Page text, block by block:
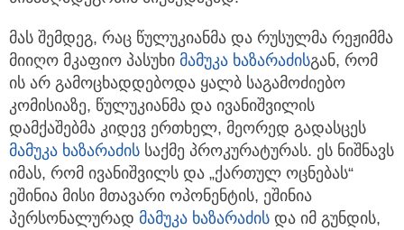
მას შემდეგ, რაც წულუკიანმა და რუსულმა რეჟიმმა
მიიღო მკაფიო პასუხი მამუკა ხაზარაძისგან, რომ
ის არ გამოცხადდებოდა ყალბ საგამოძიებო
კომისიაზე, წულუკიანმა და ივანიშვილის
დამქაშებმა კიდევ ერთხელ, მეორედ გადასცეს
მამუკა ხაზარაძის საქმე პროკურატურას. ეს ნიშნავს
იმას, რომ ივანიშვილს და „ქართულ ოცნებას“
ეშინია მისი მთავარი ოპონენტის, ეშინია
პერსონალურად მამუკა ხაზარაძის და იმ გუნდის,